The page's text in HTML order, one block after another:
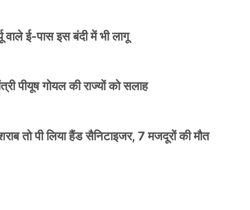
वाले ई-पास इस बंदी में भी लागू
पीयूष गोयल की राज्यों को सलाह
तो पी लिया हैंड सैनिटाइजर, 7 मजदूरों की मौत